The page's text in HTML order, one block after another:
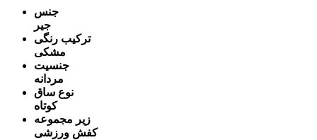
جنس
جیر
ترکیب رنگی
مشکی
جنسیت
مردانه
نوع ساق
کوتاه
زیر مجموعه
کفش ورزشی